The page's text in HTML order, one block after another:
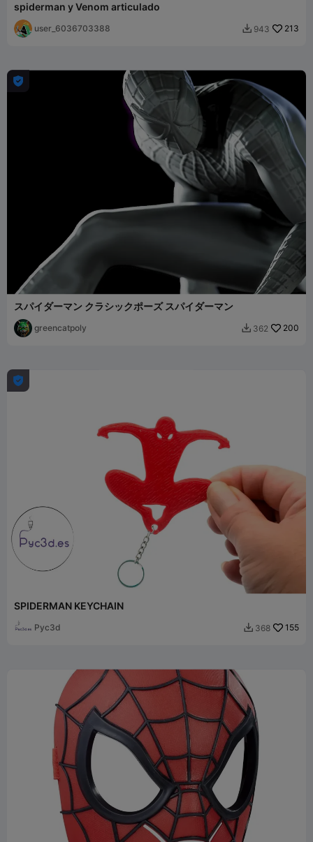
spiderman y Venom articulado
user_6036703388  943 213

スパイダーマン クラシックポーズ スパイダーマン
greencatpoly  362 200

SPIDERMAN KEYCHAIN
Pyc3d  368 155